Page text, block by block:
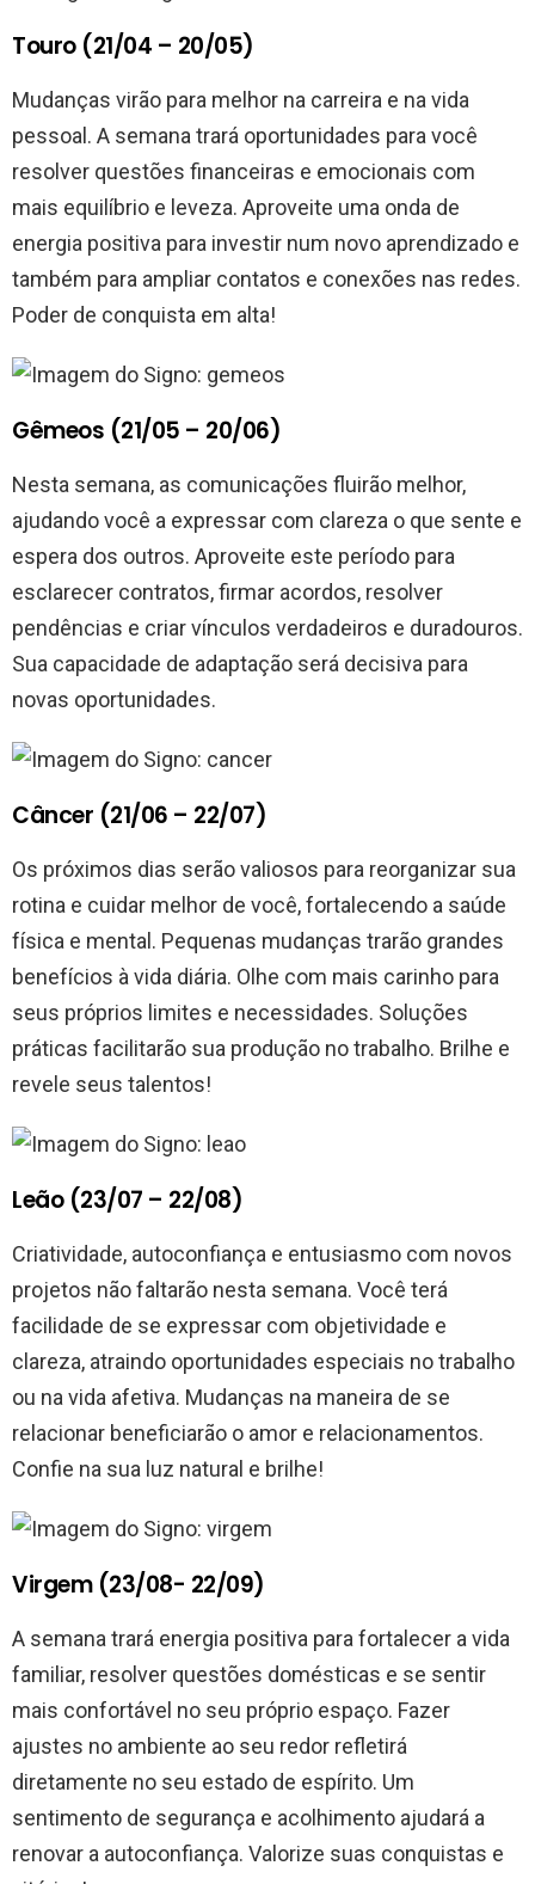
Touro (21/04 – 20/05)
Mudanças virão para melhor na carreira e na vida
pessoal. A semana trará oportunidades para você
resolver questões financeiras e emocionais com
mais equilíbrio e leveza. Aproveite uma onda de
energia positiva para investir num novo aprendizado e
também para ampliar contatos e conexões nas redes.
Poder de conquista em alta!
Gêmeos (21/05 – 20/06)
Nesta semana, as comunicações fluirão melhor,
ajudando você a expressar com clareza o que sente e
espera dos outros. Aproveite este período para
esclarecer contratos, firmar acordos, resolver
pendências e criar vínculos verdadeiros e duradouros.
Sua capacidade de adaptação será decisiva para
novas oportunidades.
Câncer (21/06 – 22/07)
Os próximos dias serão valiosos para reorganizar sua
rotina e cuidar melhor de você, fortalecendo a saúde
física e mental. Pequenas mudanças trarão grandes
benefícios à vida diária. Olhe com mais carinho para
seus próprios limites e necessidades. Soluções
práticas facilitarão sua produção no trabalho. Brilhe e
revele seus talentos!
Leão (23/07 – 22/08)
Criatividade, autoconfiança e entusiasmo com novos
projetos não faltarão nesta semana. Você terá
facilidade de se expressar com objetividade e
clareza, atraindo oportunidades especiais no trabalho
ou na vida afetiva. Mudanças na maneira de se
relacionar beneficiarão o amor e relacionamentos.
Confie na sua luz natural e brilhe!
Virgem (23/08- 22/09)
A semana trará energia positiva para fortalecer a vida
familiar, resolver questões domésticas e se sentir
mais confortável no seu próprio espaço. Fazer
ajustes no ambiente ao seu redor refletirá
diretamente no seu estado de espírito. Um
sentimento de segurança e acolhimento ajudará a
renovar a autoconfiança. Valorize suas conquistas e